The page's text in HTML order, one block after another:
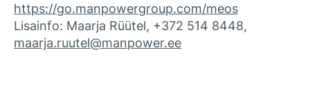
https://go.manpowergroup.com/meos
Lisainfo: Maarja Rüütel, +372 514 8448,
maarja.ruutel@manpower.ee